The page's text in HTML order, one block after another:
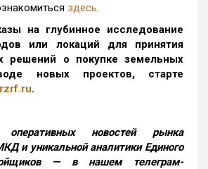
здесь.
на глубинное исследование
или локаций для принятия
решений о покупке земельных
новых проектов, старте
.
новостей рынка
и уникальной аналитики Единого
— в нашем телеграм-